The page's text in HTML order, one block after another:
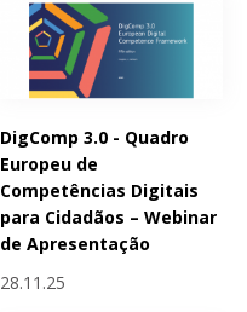
DigComp 3.0 - Quadro
Europeu de
Competências Digitais
para Cidadãos – Webinar
de Apresentação
28.11.25